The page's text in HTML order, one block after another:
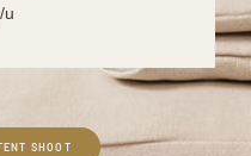
u
SHOOT